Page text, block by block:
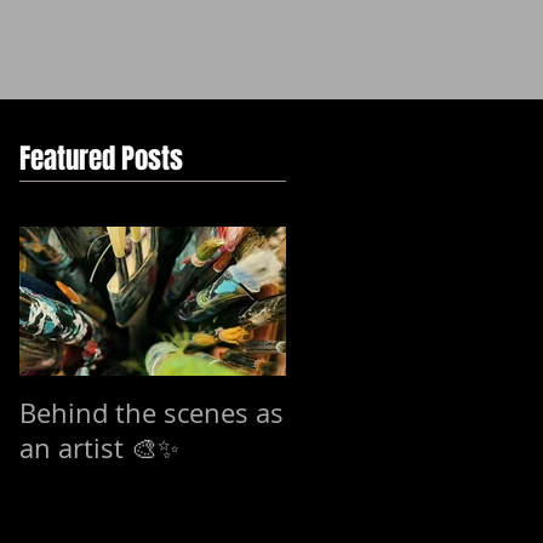
Featured Posts
Behind the scenes as
an artist 🎨✨